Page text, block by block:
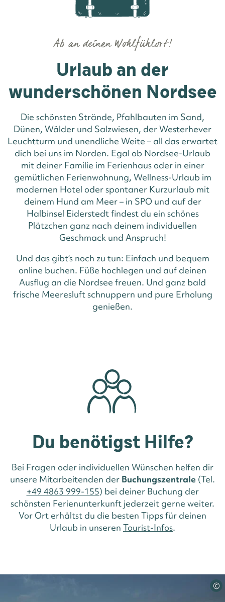
Urlaub an der
wunderschönen Nordsee
Ab an deinen Wohlfühlort!
Die schönsten Strände, Pfahlbauten im Sand,
Dünen, Wälder und Salzwiesen, der Westerhever
Leuchtturm und unendliche Weite – all das erwartet
dich bei uns im Norden. Egal ob Nordsee-Urlaub
mit deiner Familie im Ferienhaus oder in einer
gemütlichen Ferienwohnung, Wellness-Urlaub im
modernen Hotel oder spontaner Kurzurlaub mit
deinem Hund am Meer – in SPO und auf der
Halbinsel Eiderstedt findest du ein schönes
Plätzchen ganz nach deinem individuellen
Geschmack und Anspruch!
Und das gibt‘s noch zu tun: Einfach und bequem
online buchen. Füße hochlegen und auf deinen
Ausflug an die Nordsee freuen. Und ganz bald
frische Meeresluft schnuppern und pure Erholung
genießen.
Du benötigst Hilfe?
Bei Fragen oder individuellen Wünschen helfen dir
unsere Mitarbeitenden der Buchungszentrale (Tel.
+49 4863 999-155) bei deiner Buchung der
schönsten Ferienunterkunft jederzeit gerne weiter.
Vor Ort erhältst du die besten Tipps für deinen
Urlaub in unseren Tourist-Infos.
©